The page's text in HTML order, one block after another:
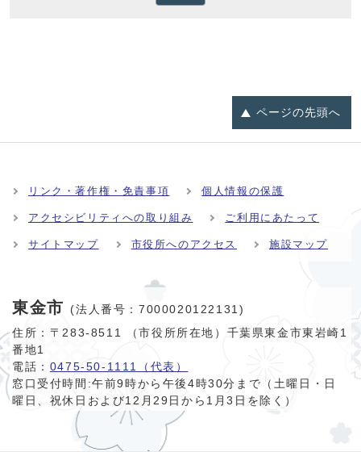
ページの先頭へ
リンク・著作権・免責事項 個人情報の保護
アクセシビリティへの取り組み ご利用にあたって
サイトマップ 市役所へのアクセス 施設マップ
東金市
(法人番号：7000020122131)
住所：〒283-8511 （市役所所在地）千葉県東金市東岩崎1
番地1
電話： 0475-50-1111（代表）
窓口受付時間:午前9時から午後4時30分まで（土曜日・日
曜日、祝休日および12月29日から1月3日を除く）